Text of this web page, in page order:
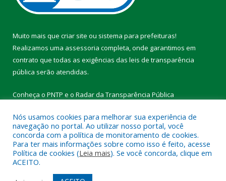
Muito mais que criar site ou sistema para prefeituras!
Realizamos uma assessoria completa, onde garantimos em
contrato que todas as exigências das leis de transparência
pública serão atendidas.
Conheça o PNTP e o Radar da Transparência Pública
Todos os direitos reservados a Prefeitura Municipal de Vitória do
Xingu.
Nós usamos cookies para melhorar sua experiência de
navegação no portal. Ao utilizar nosso portal, você
concorda com a política de monitoramento de cookies.
Para ter mais informações sobre como isso é feito, acesse
Política de cookies (Leia mais). Se você concorda, clique em
ACEITO.